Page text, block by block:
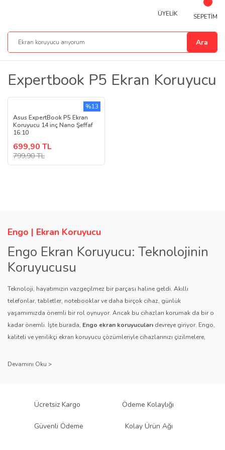
Ara
ÜYELİK SEPETİM
Expertbook P5 Ekran Koruyucu
Asus ExpertBook P5 Ekran
Koruyucu 14 inç Nano Şeffaf
16:10
699,90 TL
799,90 TL
%13
Engo | Ekran Koruyucu
Engo Ekran Koruyucu: Teknolojinin
Koruyucusu
Teknoloji, hayatımızın vazgeçilmez bir parçası haline geldi. Akıllı
telefonlar, tabletler, notebooklar ve daha birçok cihaz, günlük
yaşamımızda önemli bir rol oynuyor. Ancak bu cihazları korumak da bir o
kadar önemli. İşte burada, Engo ekran koruyucuları devreye giriyor. Engo,
kaliteli ve yenilikçi ekran koruyucu çözümleriyle cihazlarınızı çizilmelere,
sağlıyor.
Engo ekran koruyucuları
, uzun yıllara dayanan tecrübesi ve teknolojiye
ürününü titiz bir kalite kontrol sürecinden geçirir. Kullanıcı dostu tasarımı
Ücretsiz Kargo Ödeme Kolaylığı
Güvenli Ödeme Kolay Ürün Ağı